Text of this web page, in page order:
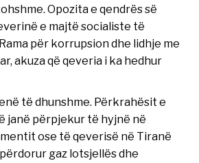
Opozita e qendrës së
e majtë socialiste të
për korrupsion dhe lidhje me
akuza që qeveria i ka hedhur
të dhunshme. Përkrahësit e
janë përpjekur të hyjnë në
ose të qeverisë në Tiranë
gaz lotsjellës dhe